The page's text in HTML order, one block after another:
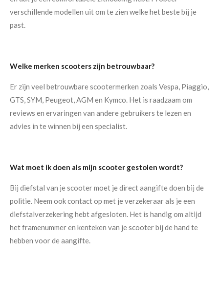
verschillende modellen uit om te zien welke het beste bij je
past.
Welke merken scooters zijn betrouwbaar?
Er zijn veel betrouwbare scootermerken zoals Vespa, Piaggio,
GTS, SYM, Peugeot, AGM en Kymco. Het is raadzaam om
reviews en ervaringen van andere gebruikers te lezen en
advies in te winnen bij een specialist.
Wat moet ik doen als mijn scooter gestolen wordt?
Bij diefstal van je scooter moet je direct aangifte doen bij de
politie. Neem ook contact op met je verzekeraar als je een
diefstalverzekering hebt afgesloten. Het is handig om altijd
het framenummer en kenteken van je scooter bij de hand te
hebben voor de aangifte.